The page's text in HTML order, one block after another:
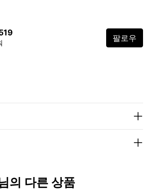
팔로우
의 다른 상품